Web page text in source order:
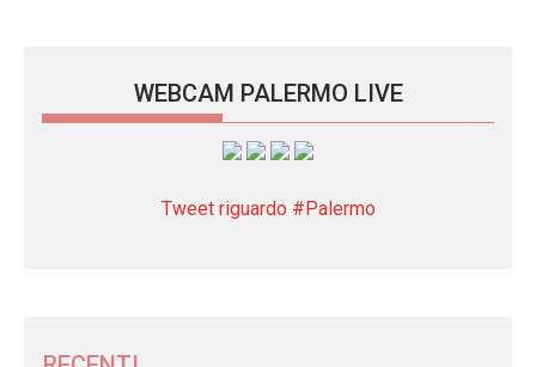
WEBCAM PALERMO LIVE
Tweet riguardo #Palermo